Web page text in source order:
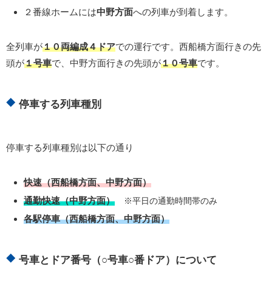
２番線ホームには中野方面への列車が到着します。
全列車が１０両編成４ドアでの運行です。西船橋方面行きの先
頭が１号車で、中野方面行きの先頭が１０号車です。
停車する列車種別
停車する列車種別は以下の通り
快速（西船橋方面、中野方面）
通勤快速（中野方面）
※平日の通勤時間帯のみ
各駅停車（西船橋方面、中野方面）
号車とドア番号（○号車○番ドア）について